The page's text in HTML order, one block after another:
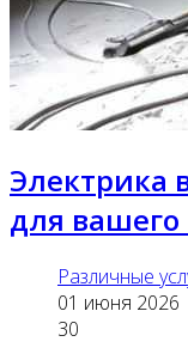
Электрика
для
Различные
01 июня 2026
30